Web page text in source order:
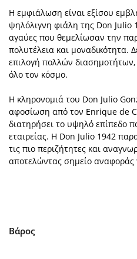
Η εμφιάλωση είναι εξίσου
ψηλόλιγνη φιάλη της Don Julio
αγαύες που θεμελίωσαν την
πολυτέλεια και μοναδικότητα.
επιλογή πολλών
όλο τον κόσμο.
Η κληρονομιά του Don Julio
αφοσίωση από τον Enrique de
διατηρήσει το υψηλό επίπεδο
εταιρείας. Η Don Julio 1942
τις πιο περιζήτητες και
αποτελώντας σημείο αναφοράς
Βάρος